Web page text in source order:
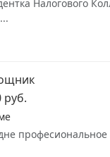
Налогового
руб.